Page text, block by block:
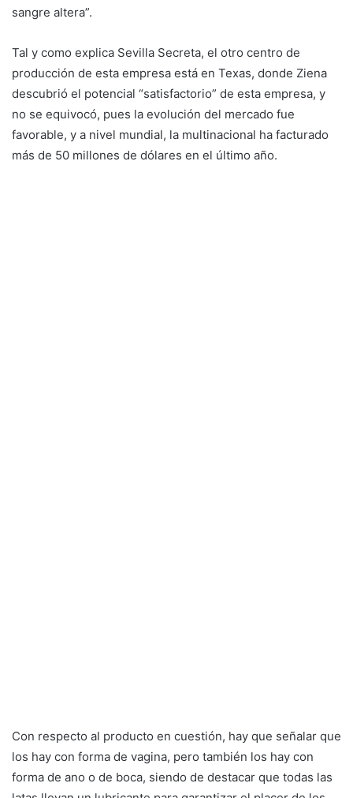
sangre altera”.
Tal y como explica Sevilla Secreta, el otro centro de
producción de esta empresa está en Texas, donde Ziena
descubrió el potencial “satisfactorio” de esta empresa, y
no se equivocó, pues la evolución del mercado fue
favorable, y a nivel mundial, la multinacional ha facturado
más de 50 millones de dólares en el último año.
Con respecto al producto en cuestión, hay que señalar que
los hay con forma de vagina, pero también los hay con
forma de ano o de boca, siendo de destacar que todas las